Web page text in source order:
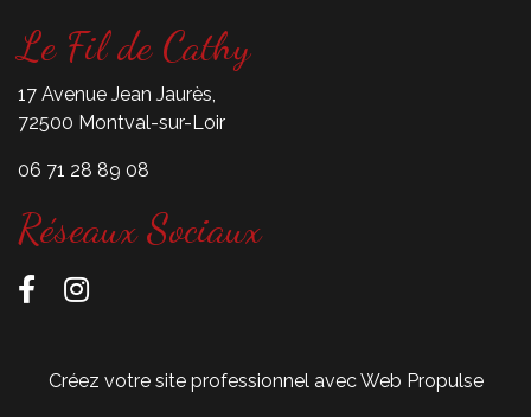
Le Fil de Cathy
17 Avenue Jean Jaurès,
72500 Montval-sur-Loir
06 71 28 89 08
Réseaux Sociaux
Créez votre site professionnel avec Web Propulse